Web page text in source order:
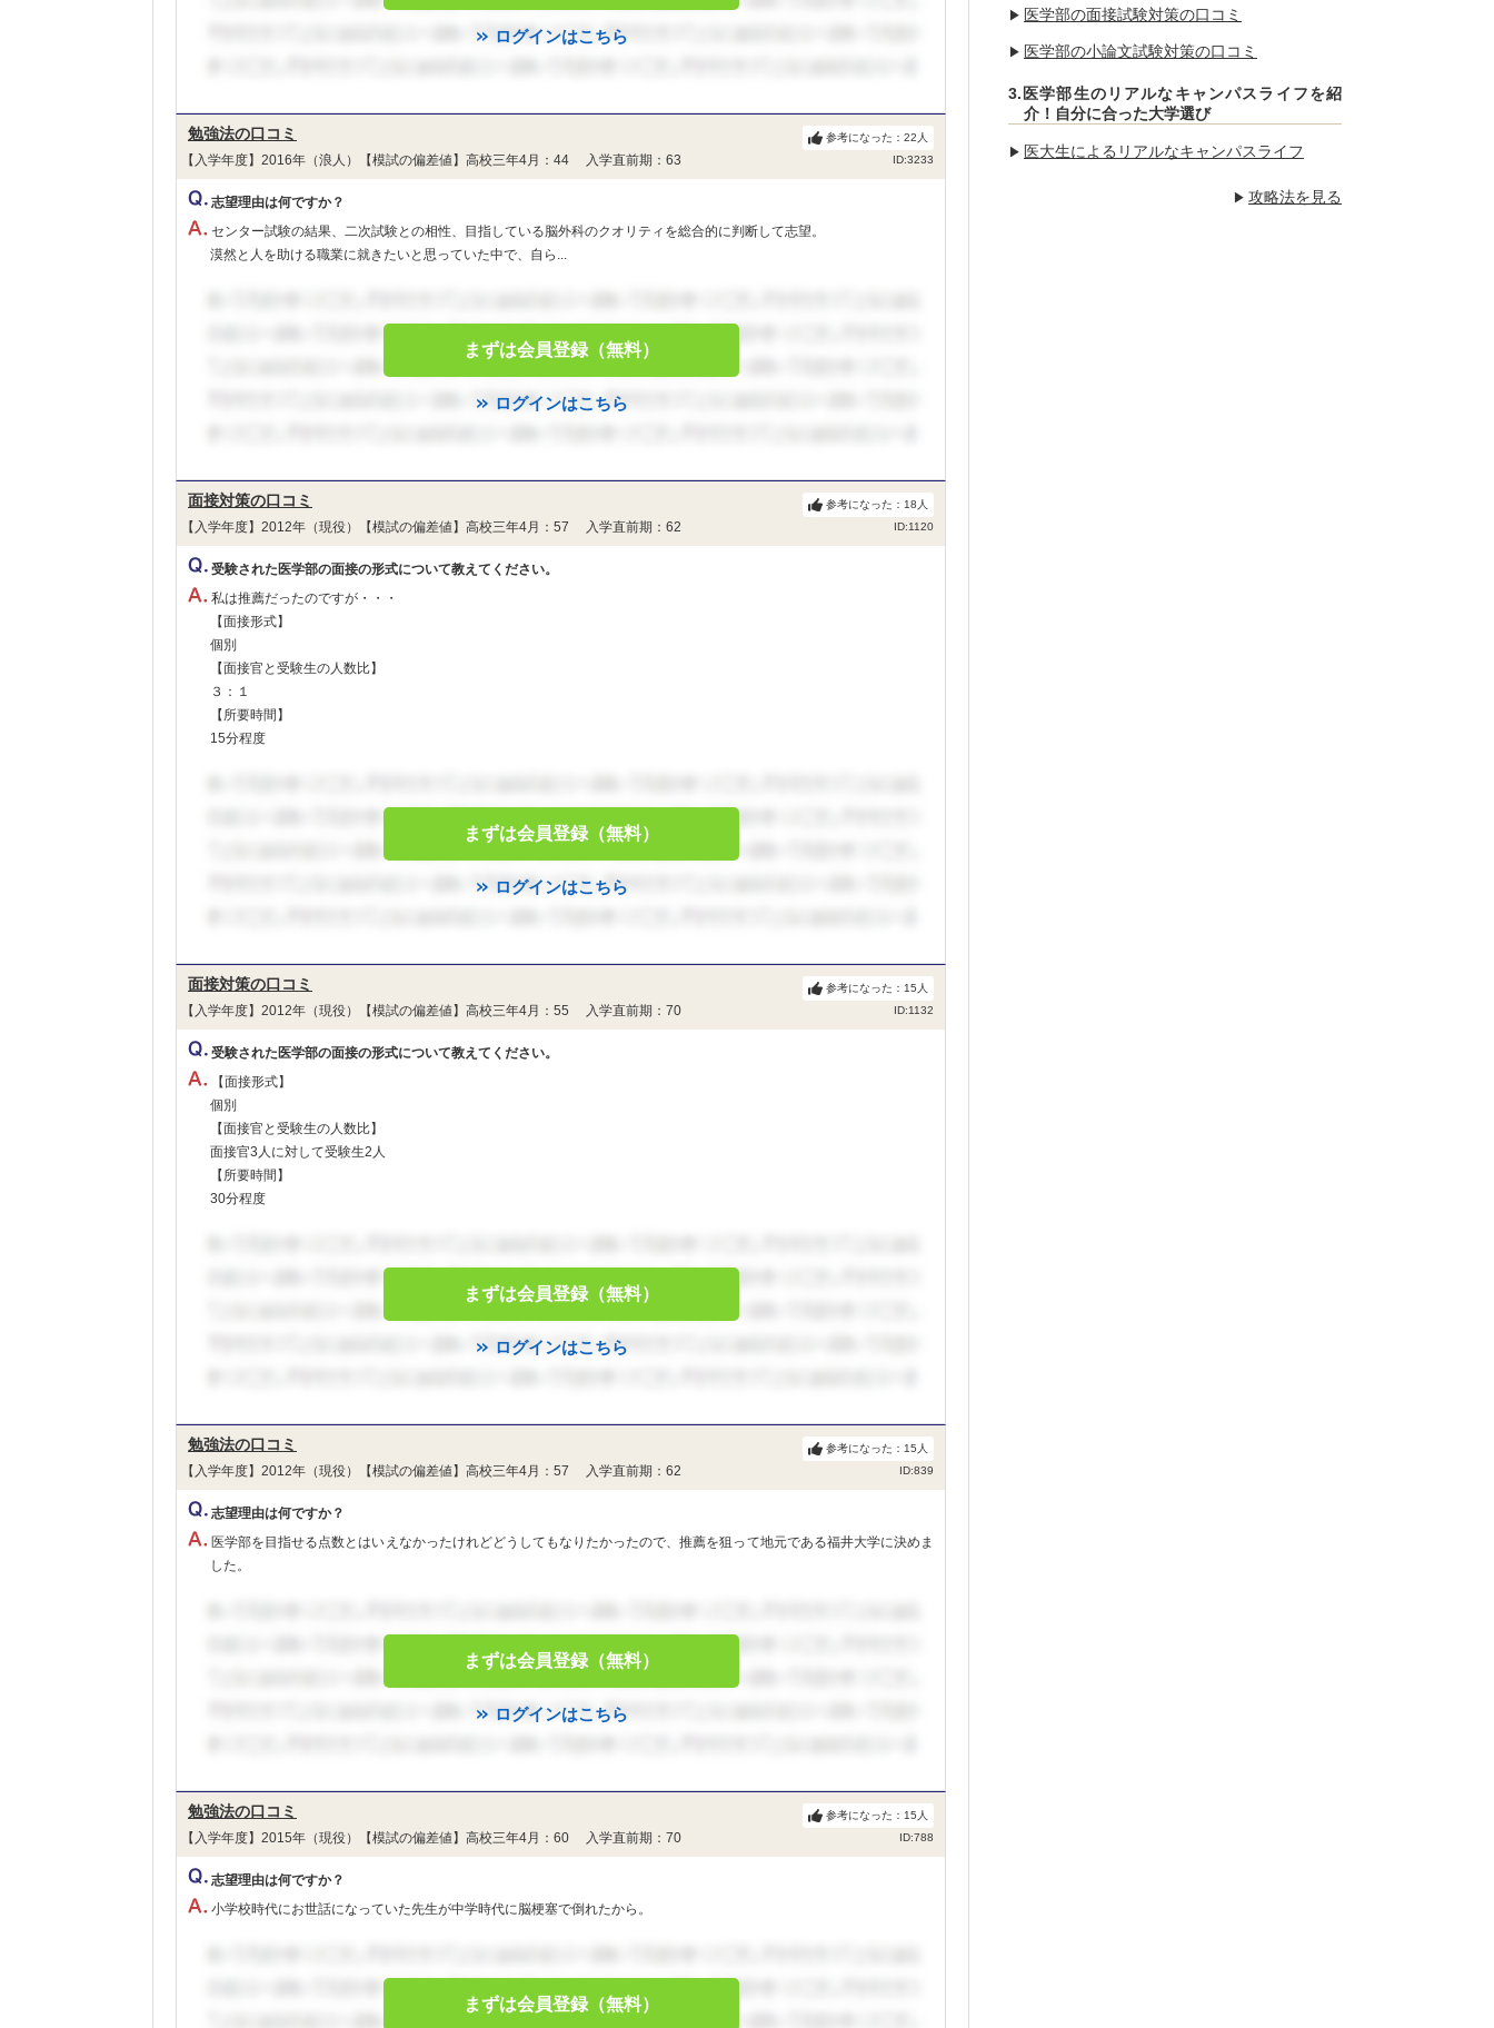
ログインはこちら
勉強法の口コミ
【入学年度】2016年（浪人）【模試の偏差値】高校三年4月：44 入学直前期：63 ID:3233
参考になった： 22 人
志望理由は何ですか？
センター試験の結果、二次試験との相性、目指している脳外科のクオリティを総合的に判断して志望。
漠然と人を助ける職業に就きたいと思っていた中で、自ら...
まずは会員登録（無料）
ログインはこちら
面接対策の口コミ
【入学年度】2012年（現役）【模試の偏差値】高校三年4月：57 入学直前期：62 ID:1120
参考になった： 18 人
受験された医学部の面接の形式について教えてください。
私は推薦だったのですが・・・
【面接形式】
個別
【面接官と受験生の人数比】
３：１
【所要時間】
15分程度
まずは会員登録（無料）
ログインはこちら
面接対策の口コミ
【入学年度】2012年（現役）【模試の偏差値】高校三年4月：55 入学直前期：70 ID:1132
参考になった： 15 人
受験された医学部の面接の形式について教えてください。
【面接形式】
個別
【面接官と受験生の人数比】
面接官3人に対して受験生2人
【所要時間】
30分程度
まずは会員登録（無料）
ログインはこちら
勉強法の口コミ
【入学年度】2012年（現役）【模試の偏差値】高校三年4月：57 入学直前期：62 ID:839
参考になった： 15 人
志望理由は何ですか？
医学部を目指せる点数とはいえなかったけれどどうしてもなりたかったので、推薦を狙って地元である福井大学に決めま
した。
まずは会員登録（無料）
ログインはこちら
勉強法の口コミ
【入学年度】2015年（現役）【模試の偏差値】高校三年4月：60 入学直前期：70 ID:788
参考になった： 15 人
志望理由は何ですか？
小学校時代にお世話になっていた先生が中学時代に脳梗塞で倒れたから。
まずは会員登録（無料）
医学部の面接試験対策の口コミ
医学部の小論文試験対策の口コミ
3.医学部生のリアルなキャンパスライフを紹
介！自分に合った大学選び
医大生によるリアルなキャンパスライフ
攻略法を見る